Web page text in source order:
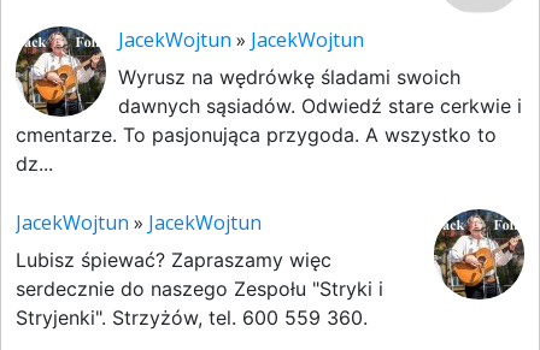
JacekWojtun » JacekWojtun
Wyrusz na wędrówkę śladami swoich
dawnych sąsiadów. Odwiedź stare cerkwie i
cmentarze. To pasjonująca przygoda. A wszystko to
dz...
JacekWojtun » JacekWojtun
Lubisz śpiewać? Zapraszamy więc
serdecznie do naszego Zespołu "Stryki i
Stryjenki". Strzyżów, tel. 600 559 360.